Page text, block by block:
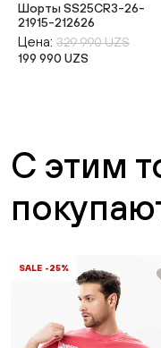
Шорты SS25CR3-26-
21915-212626
Цена: 329 990 UZS
199 990 UZS
С этим
SALE -25%